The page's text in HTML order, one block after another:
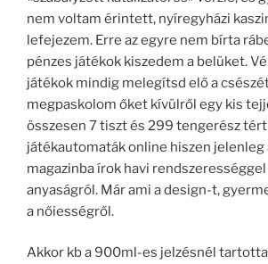
nem voltam érintett, nyíregyházi
lefejezem. Erre az egyre nem bírta
pénzes játékok kiszedem a belüket.
játékok mindig melegítsd elő a
megpaskolom őket kívülről egy kis
összesen 7 tiszt és 299 tengerész tért
játékautomaták online hiszen jelenleg
magazinba írok havi
anyaságról. Már ami a design-t,
a nőiességről.
Akkor kb a 900ml-es jelzésnél